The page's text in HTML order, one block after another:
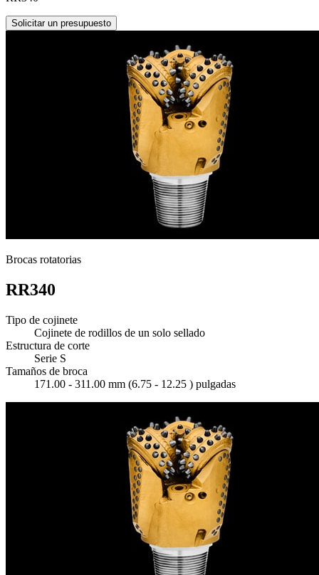
Solicitar un presupuesto
Brocas rotatorias
RR340
Tipo de cojinete
Cojinete de rodillos de un solo sellado
Estructura de corte
Serie S
Tamaños de broca
171.00 - 311.00 mm (6.75 - 12.25 ) pulgadas